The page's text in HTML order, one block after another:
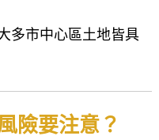
多市中心區土地皆具
險要注意？